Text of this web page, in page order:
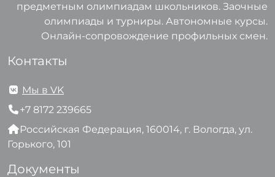
предметным олимпиадам школьников. Заочные
олимпиады и турниры. Автономные курсы.
Онлайн-сопровождение профильных смен.
Контакты
Мы в VK
+7 8172 239665
Российская Федерация, 160014, г. Вологда, ул.
Горького, 101
Документы